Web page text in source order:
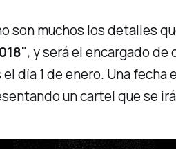
son muchos los detalles
, y será el encargado
el día 1 de enero. Una
un cartel que se